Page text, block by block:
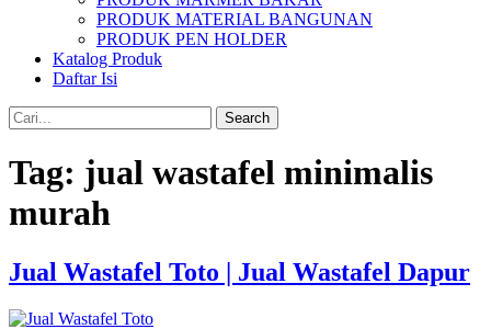
PRODUK MATERIAL BANGUNAN
PRODUK PEN HOLDER
Katalog Produk
Daftar Isi
Search
Tag: jual wastafel minimalis
murah
Jual Wastafel Toto | Jual Wastafel Dapur